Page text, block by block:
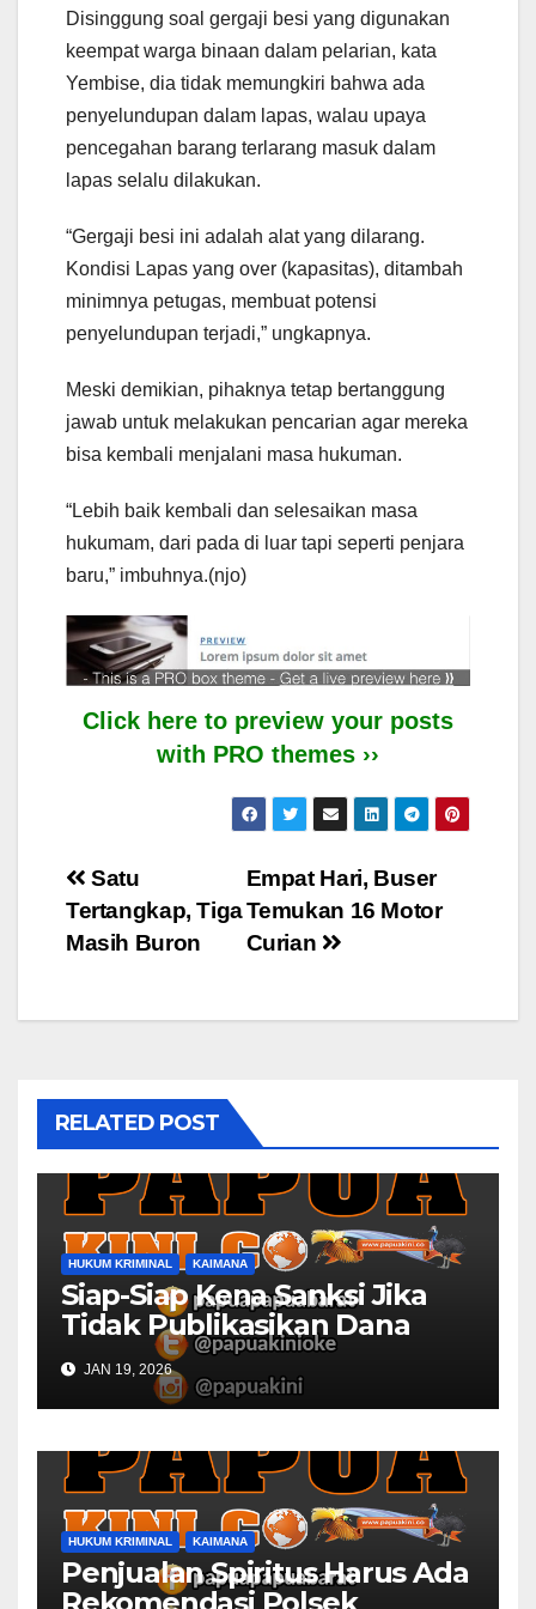
Disinggung soal gergaji besi yang digunakan
keempat warga binaan dalam pelarian, kata
Yembise, dia tidak memungkiri bahwa ada
penyelundupan dalam lapas, walau upaya
pencegahan barang terlarang masuk dalam
lapas selalu dilakukan.
“Gergaji besi ini adalah alat yang dilarang.
Kondisi Lapas yang over (kapasitas), ditambah
minimnya petugas, membuat potensi
penyelundupan terjadi,” ungkapnya.
Meski demikian, pihaknya tetap bertanggung
jawab untuk melakukan pencarian agar mereka
bisa kembali menjalani masa hukuman.
“Lebih baik kembali dan selesaikan masa
hukumam, dari pada di luar tapi seperti penjara
baru,” imbuhnya.(njo)
Click here to preview your posts
with PRO themes ››
Post
navigation
Empat Hari, Buser
Temukan 16 Motor
Curian
Satu
Tertangkap, Tiga
Masih Buron
RELATED POST
HUKUM KRIMINAL KAIMANA
Siap-Siap Kena Sanksi Jika
Tidak Publikasikan Dana
Desa
JAN 19, 2026
HUKUM KRIMINAL KAIMANA
Penjualan Spiritus Harus Ada
Rekomendasi Polsek